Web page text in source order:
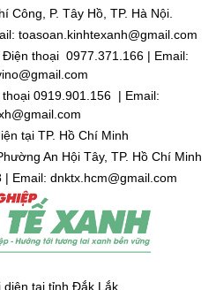
Công, P. Tây Hồ, TP. Hà Nội.
toasoan.kinhtexanh@gmail.com
thoại 0977.371.166 | Email:
0919.901.156 | Email:
tại TP. Hồ Chí Minh
An Hội Tây, TP. Hồ Chí Minh
Email: dnktx.hcm@gmail.com
diện tại tỉnh Đắk Lắk